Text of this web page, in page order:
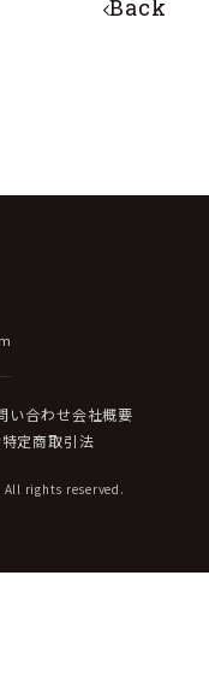
Back
い合わせ会社概要
特定商取引法
All rights reserved.